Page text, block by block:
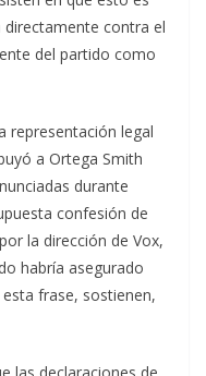
directamente contra el
del partido como
representación legal
a Ortega Smith
durante
confesión de
la dirección de Vox,
habría asegurado
frase, sostienen,